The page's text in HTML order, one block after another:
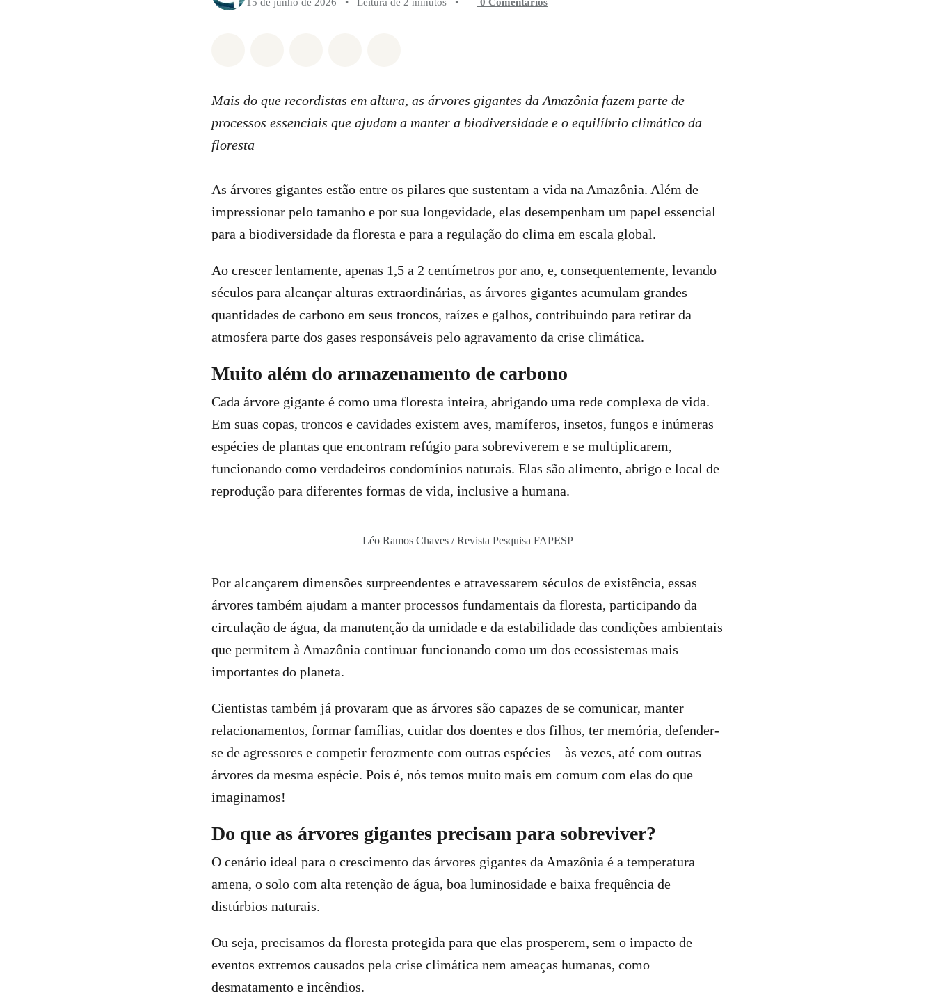
Mais do que recordistas em altura, as árvores gigantes da Amazônia fazem parte de
processos essenciais que ajudam a manter a biodiversidade e o equilíbrio climático da
floresta
As árvores gigantes estão entre os pilares que sustentam a vida na Amazônia. Além de
impressionar pelo tamanho e por sua longevidade, elas desempenham um papel essencial
para a biodiversidade da floresta e para a regulação do clima em escala global.
Ao crescer lentamente, apenas 1,5 a 2 centímetros por ano, e, consequentemente, levando
séculos para alcançar alturas extraordinárias, as árvores gigantes acumulam grandes
quantidades de carbono em seus troncos, raízes e galhos, contribuindo para retirar da
atmosfera parte dos gases responsáveis pelo agravamento da crise climática.
Muito além do armazenamento de carbono
Cada árvore gigante é como uma floresta inteira, abrigando uma rede complexa de vida.
Em suas copas, troncos e cavidades existem aves, mamíferos, insetos, fungos e inúmeras
espécies de plantas que encontram refúgio para sobreviverem e se multiplicarem,
funcionando como verdadeiros condomínios naturais. Elas são alimento, abrigo e local de
reprodução para diferentes formas de vida, inclusive a humana.
Léo Ramos Chaves / Revista Pesquisa FAPESP
Por alcançarem dimensões surpreendentes e atravessarem séculos de existência, essas
árvores também ajudam a manter processos fundamentais da floresta, participando da
circulação de água, da manutenção da umidade e da estabilidade das condições ambientais
que permitem à Amazônia continuar funcionando como um dos ecossistemas mais
importantes do planeta.
Cientistas também já provaram que as árvores são capazes de se comunicar, manter
relacionamentos, formar famílias, cuidar dos doentes e dos filhos, ter memória, defender-
se de agressores e competir ferozmente com outras espécies – às vezes, até com outras
árvores da mesma espécie. Pois é, nós temos muito mais em comum com elas do que
imaginamos!
Do que as árvores gigantes precisam para sobreviver?
O cenário ideal para o crescimento das árvores gigantes da Amazônia é a temperatura
amena, o solo com alta retenção de água, boa luminosidade e baixa frequência de
distúrbios naturais.
Ou seja, precisamos da floresta protegida para que elas prosperem, sem o impacto de
eventos extremos causados pela crise climática nem ameaças humanas, como
desmatamento e incêndios.